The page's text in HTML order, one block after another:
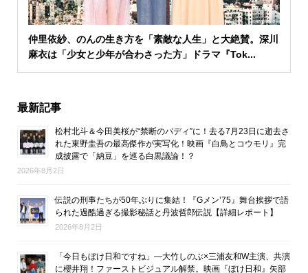
仲里依紗、のんの生き方を「素敵な人生」と大絶賛。深川
麻衣は「少女と少年が合わさった方」ドラマ『Tok...
最新記事
松村北斗＆今田美桜が“禁断のバディ”に！去る7月23日に逝去さ
れた東野圭吾の最高傑作が実写化！映画『白鳥とコウモリ』完
成披露で「納豆」を巡る白黒議論！？
2026年8月2日
伝説の刑事たちが50年ぶりに集結！『Gメン’75』舞台挨拶で語
られた過酷過ぎる撮影秘話と丹波哲郎伝説【詳細レポート】
2026年8月2日
「今日もぼけ日和ですね」―大竹しのぶ×三浦友和W主演、共演
に櫻井翔！ファーストビジュアル解禁。映画『ぼけ日和』矢部